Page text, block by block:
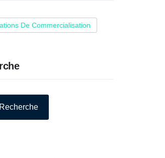
De Commercialisation
Recherche